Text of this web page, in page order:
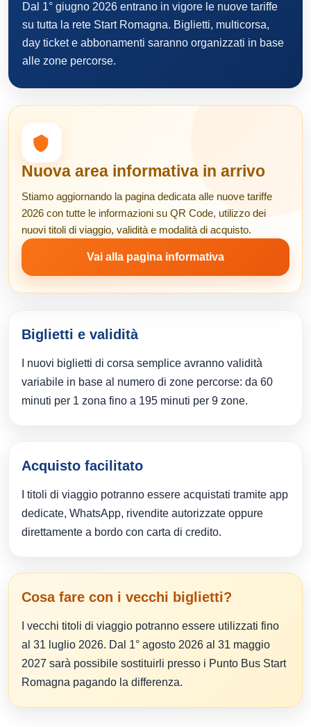
Dal 1° giugno 2026 entrano in vigore le nuove tariffe
su tutta la rete Start Romagna. Biglietti, multicorsa,
day ticket e abbonamenti saranno organizzati in base
alle zone percorse.
Nuova area informativa in arrivo
Stiamo aggiornando la pagina dedicata alle nuove tariffe
2026 con tutte le informazioni su QR Code, utilizzo dei
nuovi titoli di viaggio, validità e modalità di acquisto.
Vai alla pagina informativa
Biglietti e validità
I nuovi biglietti di corsa semplice avranno validità
variabile in base al numero di zone percorse: da 60
minuti per 1 zona fino a 195 minuti per 9 zone.
Acquisto facilitato
I titoli di viaggio potranno essere acquistati tramite app
dedicate, WhatsApp, rivendite autorizzate oppure
direttamente a bordo con carta di credito.
Cosa fare con i vecchi biglietti?
I vecchi titoli di viaggio potranno essere utilizzati fino
al 31 luglio 2026. Dal 1° agosto 2026 al 31 maggio
2027 sarà possibile sostituirli presso i Punto Bus Start
Romagna pagando la differenza.